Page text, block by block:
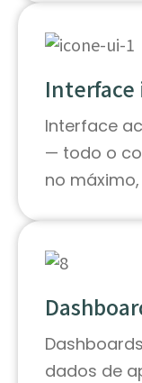
Interface
— todo o
no
dados de